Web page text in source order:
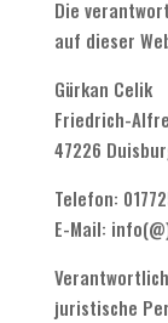
Die
auf dieser
Gürkan Celik
Friedrich-
47226
Telefon:
E-Mail:
juristische